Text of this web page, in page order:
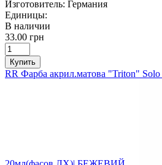
Изготовитель: Германия
Единицы:
В наличии
33.00 грн
Купить
RR Фарба акрил.матова "Triton"